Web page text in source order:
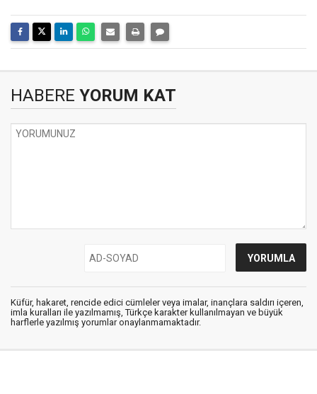
HABERE YORUM KAT
Küfür, hakaret, rencide edici cümleler veya imalar, inançlara saldırı içeren,
imla kuralları ile yazılmamış, Türkçe karakter kullanılmayan ve büyük
harflerle yazılmış yorumlar onaylanmamaktadır.